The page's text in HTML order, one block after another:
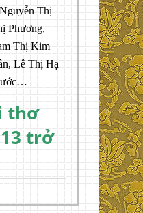
Thị
Phương,
Thị Kim
Lê Thị Hạ
thơ
trở